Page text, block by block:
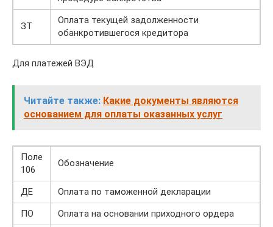
ЗТ
Оплата текущей задолженности
обанкротившегося кредитора
Для платежей ВЭД
Читайте также: Какие документы являются
основанием для оплаты оказанных услуг
Поле
106
Обозначение
ДЕ
Оплата по таможенной декларации
ПО
Оплата на основании приходного ордера